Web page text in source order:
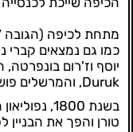
מתחת לכיפה (הגובה 107 מ') קברו של נפוליון.
כמו גם נמצאים קברי
Duruk, והמרשלים פוש Poch וליאוטי Leoti
בשנת
טורן והפך את הבניין